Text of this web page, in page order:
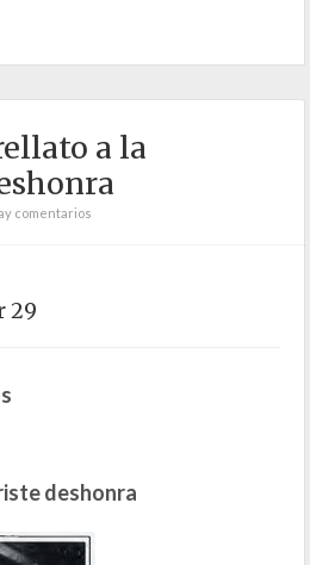
a la
comentarios
29
deshonra